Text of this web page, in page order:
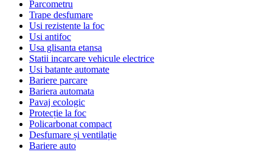
Parcometru
Trape desfumare
Usi rezistente la foc
Usi antifoc
Usa glisanta etansa
Statii incarcare vehicule electrice
Usi batante automate
Bariere parcare
Bariera automata
Pavaj ecologic
Protecție la foc
Policarbonat compact
Desfumare și ventilație
Bariere auto